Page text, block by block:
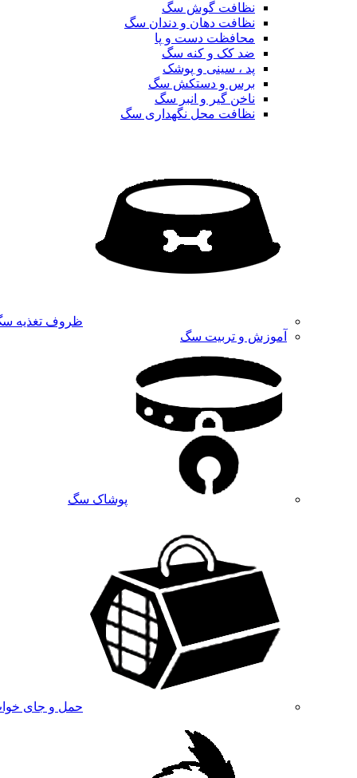
نظافت گوش سگ
نظافت دهان و دندان سگ
محافظت دست و پا
ضد کک و کنه سگ
پد ، سینی و پوشک
برس و دستکش سگ
ناخن گیر و انبر سگ
نظافت محل نگهداری سگ
ظروف تغذیه
آموزش و تربیت سگ
پوشاک سگ
حمل و جای